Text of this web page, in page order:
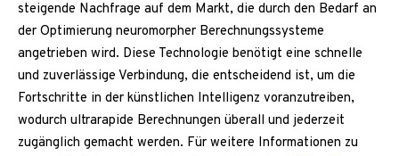
steigende Nachfrage auf dem Markt, die durch den Bedarf an
der Optimierung neuromorpher Berechnungssysteme
angetrieben wird. Diese Technologie benötigt eine schnelle
und zuverlässige Verbindung, die entscheidend ist, um die
Fortschritte in der künstlichen Intelligenz voranzutreiben,
wodurch ultrarapide Berechnungen überall und jederzeit
zugänglich gemacht werden. Für weitere Informationen zu